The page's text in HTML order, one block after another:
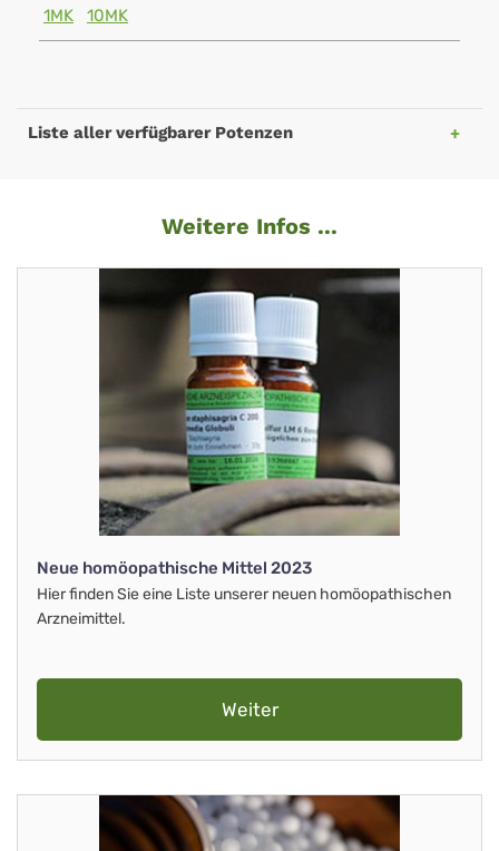
1MK
10MK
Liste aller verfügbarer Potenzen
Weitere Infos ...
Neue homöopathische Mittel 2023
Hier finden Sie eine Liste unserer neuen homöopathischen
Arzneimittel.
Weiter